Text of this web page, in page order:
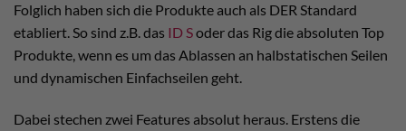
Folglich haben sich die Produkte auch als DER Standard
etabliert. So sind z.B. das ID Soder das Rig die absoluten Top
Produkte, wenn es um das Ablassen an halbstatischen Seilen
und dynamischen Einfachseilen geht.
Dabei stechen zwei Features absolut heraus. Erstens die